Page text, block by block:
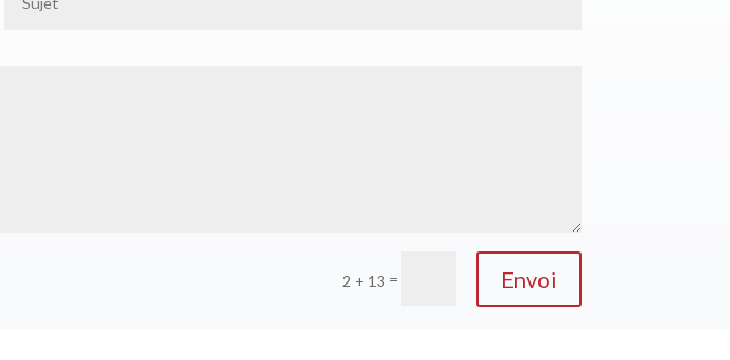
2 + 13 = Envoi